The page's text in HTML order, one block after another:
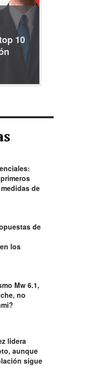
10
de
de
los
Mw 6.1,
no
lidera
aunque
sigue